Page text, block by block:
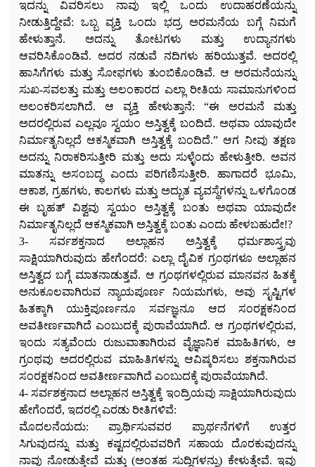
ಇದನ್ನು ವಿವರಿಸಲು ನಾವು ಇಲ್ಲಿ ಒಂದು ಉದಾಹರಣೆಯನ್ನು
ನೀಡುತ್ತಿದ್ದೇವೆ: ಒಬ್ಬ ವ್ಯಕ್ತಿ ಒಂದು ಭದ್ರ ಅರಮನೆಯ ಬಗ್ಗೆ ನಿಮಗೆ
ಹೇಳುತ್ತಾನೆ. ಅದನ್ನು ತೋಟಗಳು ಮತ್ತು ಉದ್ಯಾನಗಳು
ಆವರಿಸಿಕೊಂಡಿವೆ. ಅದರ ನಡುವೆ ನದಿಗಳು ಹರಿಯುತ್ತವೆ. ಅದರಲ್ಲಿ
ಹಾಸಿಗೆಗಳು ಮತ್ತು ಸೋಫಗಳು ತುಂಬಿಕೊಂಡಿವೆ. ಆ ಅರಮನೆಯನ್ನು
ಸುಖ-ಸವಲತ್ತು ಮತ್ತು ಅಲಂಕಾರದ ಎಲ್ಲಾ ರೀತಿಯ ಸಾಮಾನುಗಳಿಂದ
ಅಲಂಕರಿಸಲಾಗಿದೆ. ಆ ವ್ಯಕ್ತಿ ಹೇಳುತ್ತಾನೆ: “ಈ ಅರಮನೆ ಮತ್ತು
ಅದರಲ್ಲಿರುವ ಎಲ್ಲವೂ ಸ್ವಯಂ ಅಸ್ತಿತ್ವಕ್ಕೆ ಬಂದಿದೆ. ಅಥವಾ ಯಾವುದೇ
ನಿರ್ಮಾತೃನಿಲ್ಲದೆ ಆಕಸ್ಮಿಕವಾಗಿ ಅಸ್ತಿತ್ವಕ್ಕೆ ಬಂದಿದೆ.” ಆಗ ನೀವು ತಕ್ಷಣ
ಅದನ್ನು ನಿರಾಕರಿಸುತ್ತೀರಿ ಮತ್ತು ಅದು ಸುಳ್ಳೆಂದು ಹೇಳುತ್ತೀರಿ. ಅವನ
ಮಾತನ್ನು ಅಸಂಬದ್ಧ ಎಂದು ಪರಿಗಣಿಸುತ್ತೀರಿ. ಹಾಗಾದರೆ ಭೂಮಿ,
ಆಕಾಶ, ಗ್ರಹಗಳು, ಕಾಲಗಳು ಮತ್ತು ಅದ್ಭುತ ವ್ಯವಸ್ಥೆಗಳನ್ನು ಒಳಗೊಂಡ
ಈ ಬೃಹತ್ ವಿಶ್ವವು ಸ್ವಯಂ ಅಸ್ತಿತ್ವಕ್ಕೆ ಬಂತು ಅಥವಾ ಯಾವುದೇ
ನಿರ್ಮಾತೃನಿಲ್ಲದೆ ಆಕಸ್ಮಿಕವಾಗಿ ಅಸ್ತಿತ್ವಕ್ಕೆ ಬಂತು ಎಂದು ಹೇಳಬಹುದೇ!?
3- ಸರ್ವಶಕ್ತನಾದ ಅಲ್ಲಾಹನ ಅಸ್ತಿತ್ವಕ್ಕೆ ಧರ್ಮಶಾಸ್ತ್ರವು
ಸಾಕ್ಷಿಯಾಗಿರುವುದು ಹೇಗೆಂದರೆ: ಎಲ್ಲಾ ದೈವಿಕ ಗ್ರಂಥಗಳೂ ಅಲ್ಲಾಹನ
ಅಸ್ತಿತ್ವದ ಬಗ್ಗೆ ಮಾತನಾಡುತ್ತವೆ. ಆ ಗ್ರಂಥಗಳಲ್ಲಿರುವ ಮಾನವನ ಹಿತಕ್ಕೆ
ಅನುಕೂಲವಾಗಿರುವ ನ್ಯಾಯಪೂರ್ಣ ನಿಯಮಗಳು, ಅವು ಸೃಷ್ಟಿಗಳ
ಹಿತಕ್ಕಾಗಿ ಯುಕ್ತಿಪೂರ್ಣನೂ ಸರ್ವಜ್ಞನೂ ಆದ ಸಂರಕ್ಷಕನಿಂದ
ಅವತೀರ್ಣವಾಗಿದೆ ಎಂಬುದಕ್ಕೆ ಪುರಾವೆಯಾಗಿದೆ. ಆ ಗ್ರಂಥಗಳಲ್ಲಿರುವ,
ಇಂದು ಸತ್ಯವೆಂದು ರುಜುವಾತಾಗಿರುವ ವೈಜ್ಞಾನಿಕ ಮಾಹಿತಿಗಳು, ಆ
ಗ್ರಂಥವು ಅದರಲ್ಲಿರುವ ಮಾಹಿತಿಗಳನ್ನು ಆವಿಷ್ಕರಿಸಲು ಶಕ್ತನಾಗಿರುವ
ಸಂರಕ್ಷಕನಿಂದ ಅವತೀರ್ಣವಾಗಿದೆ ಎಂಬುದಕ್ಕೆ ಪುರಾವೆಯಾಗಿದೆ.
4- ಸರ್ವಶಕ್ತನಾದ ಅಲ್ಲಾಹನ ಅಸ್ತಿತ್ವಕ್ಕೆ ಇಂದ್ರಿಯವು ಸಾಕ್ಷಿಯಾಗಿರುವುದು
ಹೇಗೆಂದರೆ, ಇದರಲ್ಲಿ ಎರಡು ರೀತಿಗಳಿವೆ:
ಮೊದಲನೆಯದು: ಪ್ರಾರ್ಥಿಸುವವರ ಪ್ರಾರ್ಥನೆಗಳಿಗೆ ಉತ್ತರ
ಸಿಗುವುದನ್ನು ಮತ್ತು ಕಷ್ಟದಲ್ಲಿರುವವರಿಗೆ ಸಹಾಯ ದೊರಕುವುದನ್ನು
ನಾವು ನೋಡುತ್ತೇವೆ ಮತ್ತು (ಅಂತಹ ಸುದ್ದಿಗಳನ್ನು) ಕೇಳುತ್ತೇವೆ. ಇವು